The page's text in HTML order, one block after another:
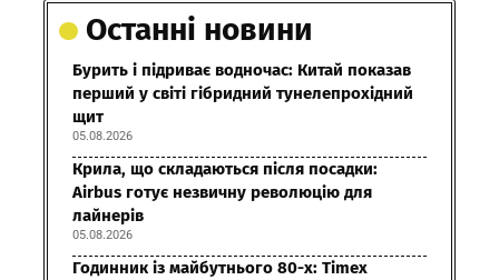
Останні новини
Бурить і підриває водночас: Китай показав
перший у світі гібридний тунелепрохідний
щит
05.08.2026
Крила, що складаються після посадки:
Airbus готує незвичну революцію для
лайнерів
05.08.2026
Годинник із майбутнього 80-х: Timex